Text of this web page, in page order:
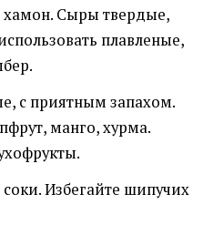
хамон. Сыры твердые,
плавленые,
с приятным запахом.
манго, хурма.
Избегайте шипучих